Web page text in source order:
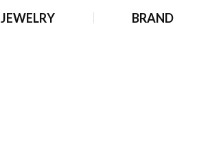
JEWELRY BRAND